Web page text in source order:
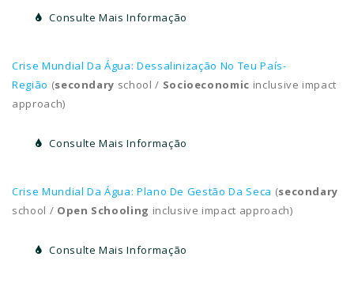
Consulte Mais Informação
Crise Mundial Da Água: Dessalinização No Teu País-
Região (secondary school / Socioeconomic inclusive impact
approach)
Consulte Mais Informação
Crise Mundial Da Água: Plano De Gestão Da Seca (secondary
school / Open Schooling inclusive impact approach)
Consulte Mais Informação